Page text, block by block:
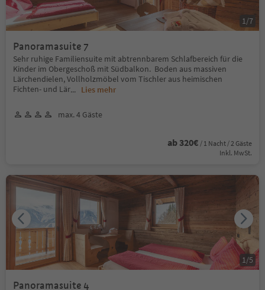
Panoramasuite 7
Sehr ruhige Familiensuite mit abtrennbarem Schlafbereich für die
Kinder im Obergeschoß mit Südbalkon. Boden aus massiven
Lärchendielen, Vollholzmöbel vom Tischler aus heimischen
Fichten- und Lär... Lies mehr
max. 4 Gäste
ab 320€ / 1 Nacht / 2 Gäste
Inkl. MwSt.
1/7
Panoramasuite 4
1/5